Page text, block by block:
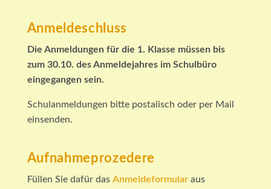
Anmeldeschluss
Die Anmeldungen für die 1. Klasse müssen bis
zum 30.10. des Anmeldejahres im Schulbüro
eingegangen sein.
Schulanmeldungen bitte postalisch oder per Mail
einsenden.
Aufnahmeprozedere
Füllen Sie dafür das Anmeldeformular aus